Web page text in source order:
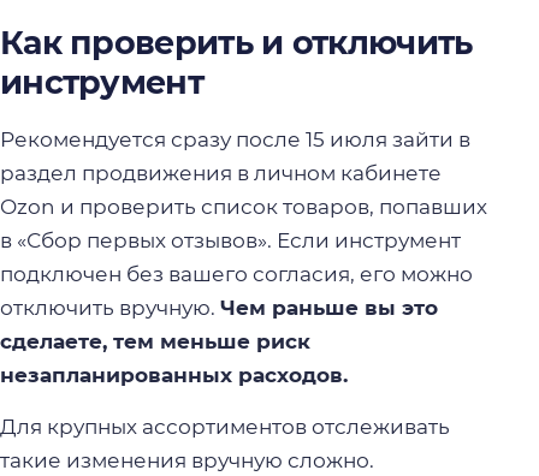
Как проверить и отключить
инструмент
Рекомендуется сразу после 15 июля зайти в
раздел продвижения в личном кабинете
Ozon и проверить список товаров, попавших
в «Сбор первых отзывов». Если инструмент
подключен без вашего согласия, его можно
отключить вручную. Чем раньше вы это
сделаете, тем меньше риск
незапланированных расходов.
Для крупных ассортиментов отслеживать
такие изменения вручную сложно.